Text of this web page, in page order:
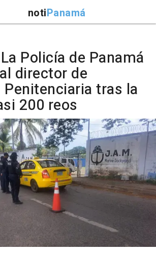
notiPanamá
Policía de Panamá
director de
Penitenciaria tras la
200 reos